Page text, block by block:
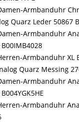
Quarz Leder 50867
Quarz Messing